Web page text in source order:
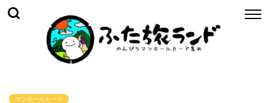
マンホールカード